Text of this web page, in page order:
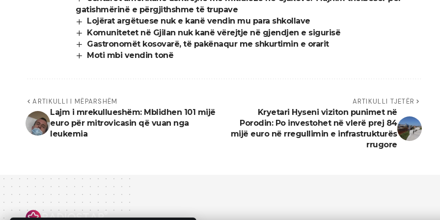
gatishmërinë e përgjithshme të trupave
Lojërat argëtuese nuk e kanë vendin mu para shkollave
Komunitetet në Gjilan nuk kanë vërejtje në gjendjen e sigurisë
Gastronomët kosovarë, të pakënaqur me shkurtimin e orarit
Moti mbi vendin tonë
ARTIKULLI I MËPARSHËM
Lajm i mrekullueshëm: Mblidhen 101 mijë
euro për mitrovicasin që vuan nga
leukemia
ARTIKULLI TJETËR
Kryetari Hyseni viziton punimet në
Porodin: Po investohet në vlerë prej 84
mijë euro në rregullimin e infrastrukturës
rrugore